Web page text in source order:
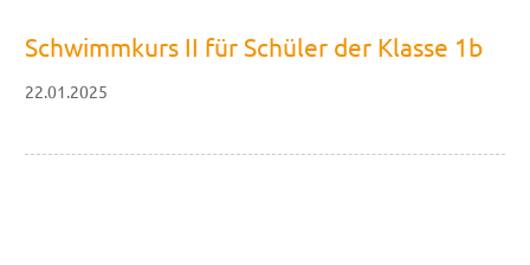
Schwimmkurs II für Schüler der Klasse 1b
22.01.2025